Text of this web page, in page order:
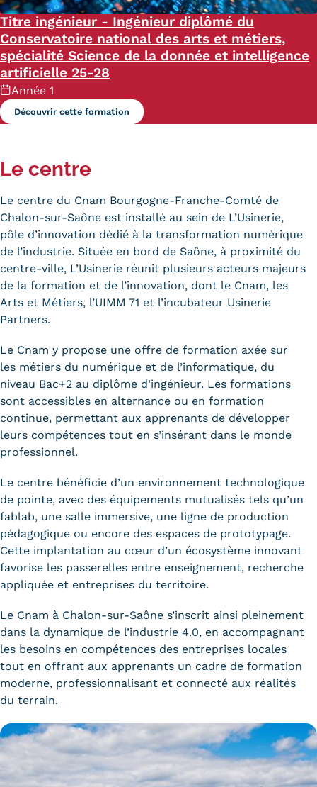
Titre ingénieur - Ingénieur diplômé du
Conservatoire national des arts et métiers,
spécialité Science de la donnée et intelligence
artificielle 25-28
Année 1
Découvrir cette formation
Le centre
Le centre du Cnam Bourgogne-Franche-Comté de
Chalon-sur-Saône est installé au sein de L’Usinerie,
pôle d’innovation dédié à la transformation numérique
de l’industrie. Située en bord de Saône, à proximité du
centre-ville, L’Usinerie réunit plusieurs acteurs majeurs
de la formation et de l’innovation, dont le Cnam, les
Arts et Métiers, l’UIMM 71 et l’incubateur Usinerie
Partners.
Le Cnam y propose une offre de formation axée sur
les métiers du numérique et de l’informatique, du
niveau Bac+2 au diplôme d’ingénieur. Les formations
sont accessibles en alternance ou en formation
continue, permettant aux apprenants de développer
leurs compétences tout en s’insérant dans le monde
professionnel.
Le centre bénéficie d’un environnement technologique
de pointe, avec des équipements mutualisés tels qu’un
fablab, une salle immersive, une ligne de production
pédagogique ou encore des espaces de prototypage.
Cette implantation au cœur d’un écosystème innovant
favorise les passerelles entre enseignement, recherche
appliquée et entreprises du territoire.
Le Cnam à Chalon-sur-Saône s’inscrit ainsi pleinement
dans la dynamique de l’industrie 4.0, en accompagnant
les besoins en compétences des entreprises locales
tout en offrant aux apprenants un cadre de formation
moderne, professionnalisant et connecté aux réalités
du terrain.